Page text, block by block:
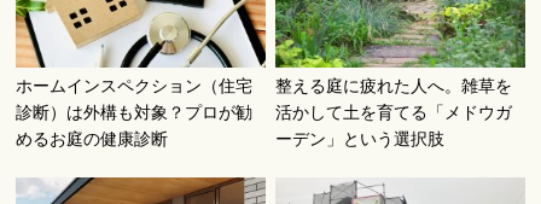
ホームインスペクション（住宅
診断）は外構も対象？プロが勧
めるお庭の健康診断
整える庭に疲れた人へ。雑草を
活かして土を育てる「メドウガ
ーデン」という選択肢